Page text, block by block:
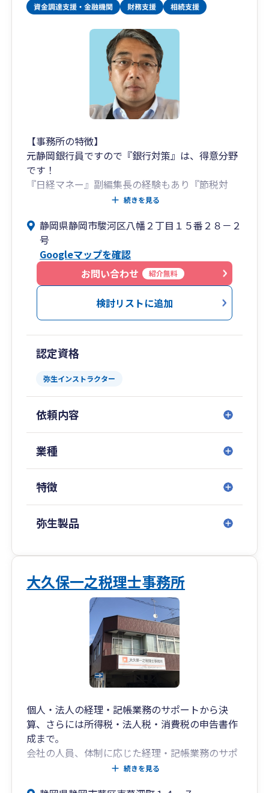
【事務所の特徴】
元静岡銀行員ですので『銀行対策』は、得意分野
です！
『日経マネー』副編集長の経験もあり『節税対
策』はお任せください！
また、
企業法学修士(「筑波大学」大学院)、
経済学修士(「学習院大学」大学院)、
MBA(「法政大学」大学院)、
証券アナリスト(「三菱UFJモルガン・スタンレー
証券」などに在籍)、
ファイナンシャルプランナー、
経営革新等支援機関、
「静岡銀行」(支店営業)､
「日経マネー」(副編集長)
などの資格・職歴等を有し、
幅広い視点から
経営アドバイスを行い
あなたの会社の売上アップを応援します！
まずは 080-7084-1101 へお電話下さい。
続きを見る
静岡県静岡市駿河区八幡２丁目１５番２８－２
号
Googleマップを確認
お問い合わせ
紹介無料
検討リストに追加
認定資格
弥生インストラクター
依頼内容
業種
特徴
弥生製品
大久保一之税理士事務所
個人・法人の経理・記帳業務のサポートから決
算、さらには所得税・法人税・消費税の申告書作
成まで。
会社の人員、体制に応じた経理・記帳業務のサポ
ートをいたします。
続きを見る